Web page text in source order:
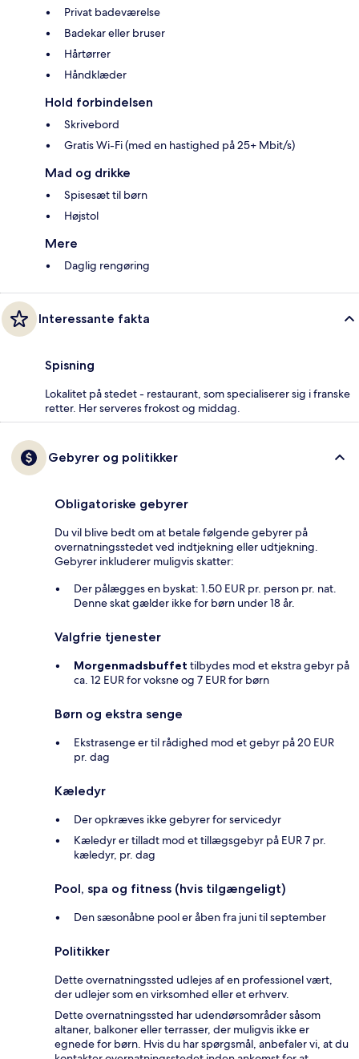
Privat badeværelse
Badekar eller bruser
Hårtørrer
Håndklæder
Hold forbindelsen
Skrivebord
Gratis Wi-Fi (med en hastighed på 25+ Mbit/s)
Mad og drikke
Spisesæt til børn
Højstol
Mere
Daglig rengøring
Interessante fakta
Spisning
Lokalitet på stedet - restaurant, som specialiserer sig i franske
retter. Her serveres frokost og middag.
Gebyrer og politikker
Obligatoriske gebyrer
Du vil blive bedt om at betale følgende gebyrer på
overnatningsstedet ved indtjekning eller udtjekning.
Gebyrer inkluderer muligvis skatter:
Der pålægges en byskat: 1.50 EUR pr. person pr. nat.
Denne skat gælder ikke for børn under 18 år.
Valgfrie tjenester
Morgenmadsbuffet tilbydes mod et ekstra gebyr på
ca. 12 EUR for voksne og 7 EUR for børn
Børn og ekstra senge
Ekstrasenge er til rådighed mod et gebyr på 20 EUR
pr. dag
Kæledyr
Der opkræves ikke gebyrer for servicedyr
Kæledyr er tilladt mod et tillægsgebyr på EUR 7 pr.
kæledyr, pr. dag
Pool, spa og fitness (hvis tilgængeligt)
Den sæsonåbne pool er åben fra juni til september
Politikker
Dette overnatningssted udlejes af en professionel vært,
der udlejer som en virksomhed eller et erhverv.
Dette overnatningssted har udendørsområder såsom
altaner, balkoner eller terrasser, der muligvis ikke er
egnede for børn. Hvis du har spørgsmål, anbefaler vi, at du